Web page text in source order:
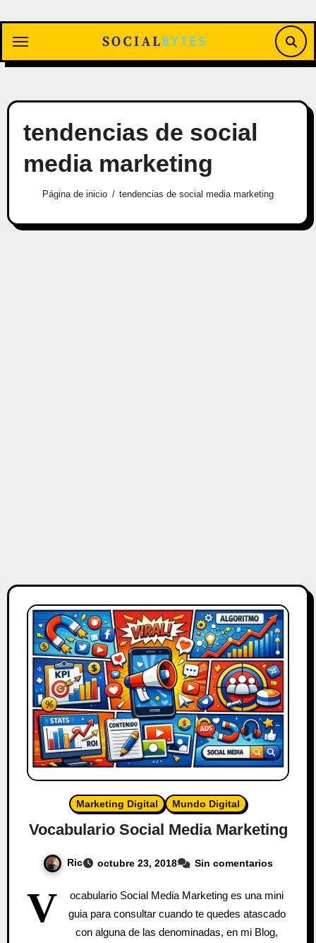
contenido
tendencias de social
media marketing
Página de inicio tendencias de social media marketing
Marketing Digital Mundo Digital
Vocabulario Social Media Marketing
Ric octubre 23, 2018 Sin comentarios
V
ocabulario Social Media Marketing es una mini
guia para consultar cuando te quedes atascado
con alguna de las denominadas, en mi Blog,